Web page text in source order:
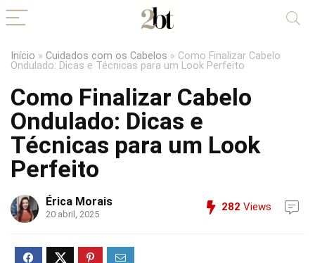
Início » Cuidados com os Cabelos » Como Finalizar Cabelo
Ondulado: Dicas e Técnicas para um Look Perfeito
Como Finalizar Cabelo
Ondulado: Dicas e
Técnicas para um Look
Perfeito
Érica Morais
20 abril, 2025
282 Views